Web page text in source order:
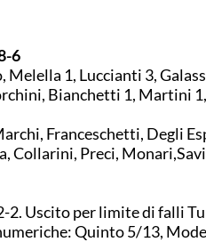
6
Melella 1, Luccianti 3,
Bianchetti 1, Martini
Franceschetti, Degli
Collarini, Preci,
2. Uscito per limite di falli
Quinto 5/13,